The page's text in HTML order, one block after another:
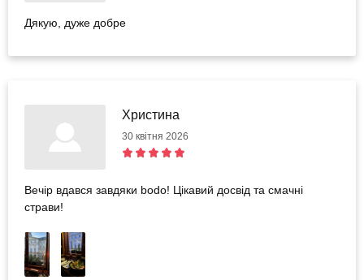
Дякую, дуже добре
Христина
30 квітня 2026
Вечір вдався завдяки bodo! Цікавий досвід та смачні
страви!